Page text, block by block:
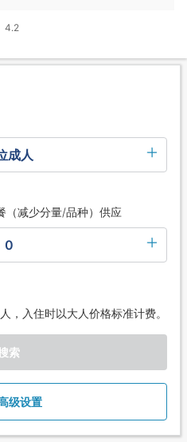
4.2
成人
（减少分量/品种）供应
0
，入住时以大人价格标准计费。
索
级设置